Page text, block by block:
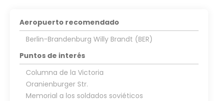
Aeropuerto recomendado
Berlin-Brandenburg Willy Brandt (BER)
Puntos de interés
Columna de la Victoria
Oranienburger Str.
Memorial a los soldados soviéticos